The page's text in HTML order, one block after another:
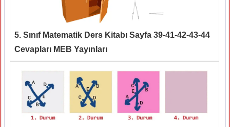
5. Sınıf Matematik Ders Kitabı Sayfa 39-41-42-43-44
Cevapları MEB Yayınları